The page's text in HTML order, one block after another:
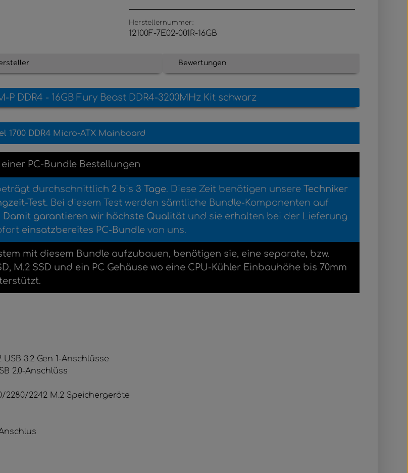
Herstellernummer:
12100F-7E02-001R-16GB
Bewertungen
P DDR4 - 16GB Fury Beast DDR4-3200MHz Kit schwarz
1700 DDR4 Micro-ATX Mainboard
PC-Bundle Bestellungen
durchschnittlich 2 bis 3 Tage. Diese Zeit benötigen unsere Techniker
Test. Bei diesem Test werden sämtliche Bundle-Komponenten auf
Damit garantieren wir höchste Qualität und sie erhalten bei der Lieferung
einsatzbereites PC-Bundle von uns.
mit diesem Bundle aufzubauen, benötigen sie, eine separate, bzw.
M.2 SSD und ein PC Gehäuse wo eine CPU-Kühler Einbauhöhe bis 70mm
3.2 Gen 1-Anschlüsse
2.0-Anschlüss
2280/2242 M.2 Speichergeräte